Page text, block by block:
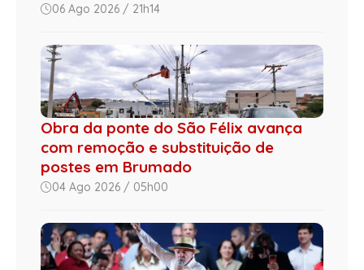
06 Ago 2026 / 21h14
Obra da ponte do São Félix avança
com remoção e substituição de
postes em Brumado
04 Ago 2026 / 05h00